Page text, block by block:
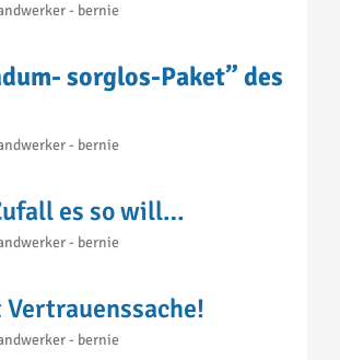
- bernie
sorglos-Paket” des
- bernie
es so will…
- bernie
Vertrauenssache!
- bernie